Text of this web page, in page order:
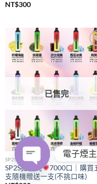
NT$300
已售完
SP2S
SP2S拋棄式
7000口｜購買
支隨機贈送一支(不挑口味)
電子煙
OPEN